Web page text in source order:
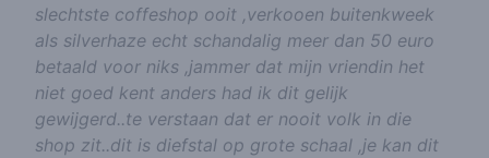
slechtste coffeshop ooit ,verkooen buitenkweek
als silverhaze echt schandalig meer dan 50 euro
betaald voor niks ,jammer dat mijn vriendin het
niet goed kent anders had ik dit gelijk
gewijgerd..te verstaan dat er nooit volk in die
shop zit..dit is diefstal op grote schaal ,je kan dit